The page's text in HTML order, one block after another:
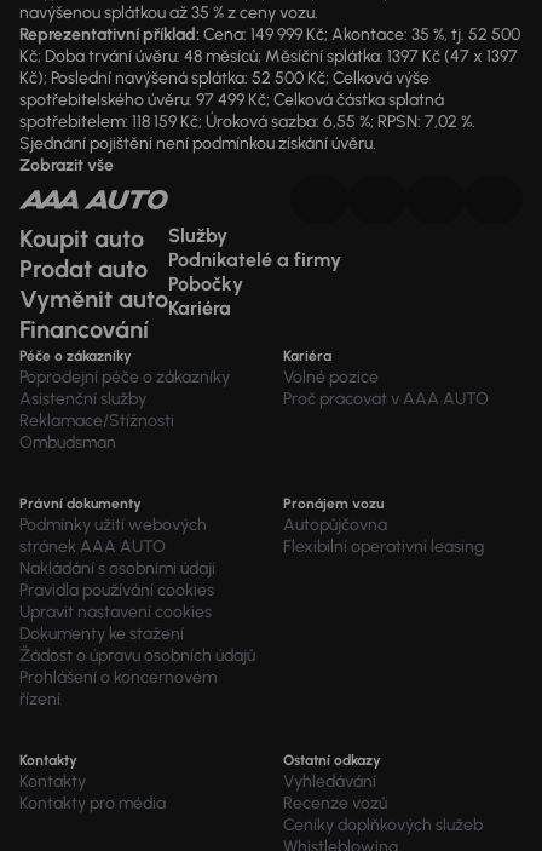
navýšenou splátkou až 35 % z ceny vozu.
Reprezentativní příklad:Cena: 149 999 Kč; Akontace: 35 %, tj. 52 500
Kč; Doba trvání úvěru: 48 měsíců; Měsíční splátka: 1397 Kč (47 x 1397
Kč); Poslední navýšená splátka: 52 500 Kč; Celková výše
spotřebitelského úvěru: 97 499 Kč; Celková částka splatná
spotřebitelem: 118 159 Kč; Úroková sazba: 6,55 %; RPSN: 7,02 %.
Sjednání pojištění není podmínkou získání úvěru.
Zobrazit vše
Koupit auto
Prodat auto
Vyměnit auto
Financování
Služby
Podnikatelé a firmy
Pobočky
Kariéra
Péče o zákazníky
Poprodejní péče o zákazníky
Asistenční služby
Reklamace/Stížnosti
Ombudsman
Kariéra
Volné pozice
Proč pracovat v AAA AUTO
Právní dokumenty
Podmínky užití webových
stránek AAA AUTO
Nakládání s osobními údaji
Pravidla používání cookies
Upravit nastavení cookies
Dokumenty ke stažení
Žádost o úpravu osobních údajů
Prohlášení o koncernovém
řízení
Pronájem vozu
Autopůjčovna
Flexibilní operativní leasing
Kontakty
Kontakty
Kontakty pro média
Ostatní odkazy
Vyhledávání
Recenze vozů
Ceníky doplňkových služeb
Whistleblowing